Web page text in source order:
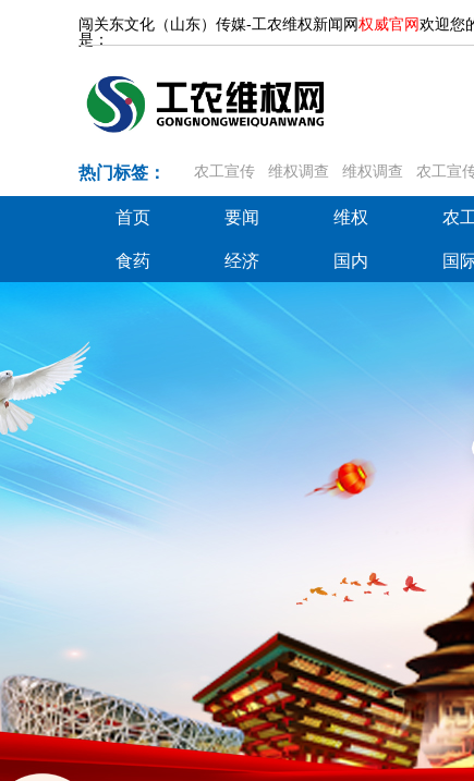
闯关东文化（山东）传媒-工农维权新闻网权威官网欢迎您
是：
热门标签： 农工宣传 维权调查 维权调查 农工宣
首页
首页
要闻
要闻
维权
维权
农
农工
食药
食药
经济
经济
国内
国